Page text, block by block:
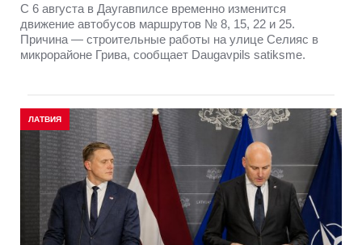
С 6 августа в Даугавпилсе временно изменится
движение автобусов маршрутов № 8, 15, 22 и 25.
Причина — строительные работы на улице Селияс в
микрорайоне Грива, сообщает Daugavpils satiksme.
ЛАТВИЯ